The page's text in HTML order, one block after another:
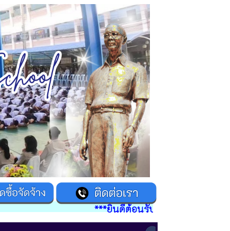
***ยินดีต้อนรับเข้าสู่เว็บไซต์โรงเรียนด